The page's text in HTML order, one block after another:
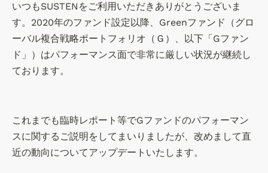
いつもSUSTENをご利用いただきありがとうございま
す。2020年のファンド設定以降、Greenファンド（グロ
ーバル複合戦略ポートフォリオ（Ｇ）、以下「Gファン
ド」）はパフォーマンス面で非常に厳しい状況が継続し
ております。
これまでも臨時レポート等でGファンドのパフォーマン
スに関するご説明をしてまいりましたが、改めまして直
近の動向についてアップデートいたします。